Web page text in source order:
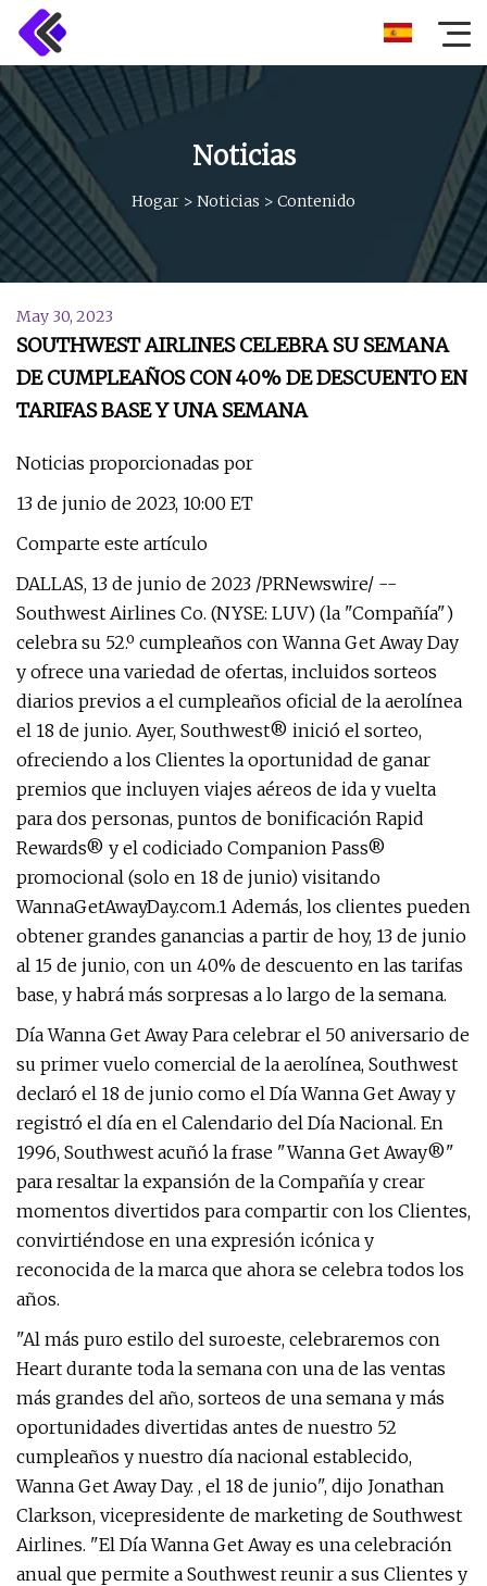
Noticias
Hogar > Noticias > Contenido
May 30, 2023
SOUTHWEST AIRLINES CELEBRA SU SEMANA
DE CUMPLEAÑOS CON 40% DE DESCUENTO EN
TARIFAS BASE Y UNA SEMANA
Noticias proporcionadas por
13 de junio de 2023, 10:00 ET
Comparte este artículo
DALLAS, 13 de junio de 2023 /PRNewswire/ --
Southwest Airlines Co. (NYSE: LUV) (la "Compañía")
celebra su 52.º cumpleaños con Wanna Get Away Day
y ofrece una variedad de ofertas, incluidos sorteos
diarios previos a el cumpleaños oficial de la aerolínea
el 18 de junio. Ayer, Southwest® inició el sorteo,
ofreciendo a los Clientes la oportunidad de ganar
premios que incluyen viajes aéreos de ida y vuelta
para dos personas, puntos de bonificación Rapid
Rewards® y el codiciado Companion Pass®
promocional (solo en 18 de junio) visitando
WannaGetAwayDay.com.1 Además, los clientes pueden
obtener grandes ganancias a partir de hoy, 13 de junio
al 15 de junio, con un 40% de descuento en las tarifas
base, y habrá más sorpresas a lo largo de la semana.
Día Wanna Get Away Para celebrar el 50 aniversario de
su primer vuelo comercial de la aerolínea, Southwest
declaró el 18 de junio como el Día Wanna Get Away y
registró el día en el Calendario del Día Nacional. En
1996, Southwest acuñó la frase "Wanna Get Away®"
para resaltar la expansión de la Compañía y crear
momentos divertidos para compartir con los Clientes,
convirtiéndose en una expresión icónica y
reconocida de la marca que ahora se celebra todos los
años.
"Al más puro estilo del suroeste, celebraremos con
Heart durante toda la semana con una de las ventas
más grandes del año, sorteos de una semana y más
oportunidades divertidas antes de nuestro 52
cumpleaños y nuestro día nacional establecido,
Wanna Get Away Day. , el 18 de junio", dijo Jonathan
Clarkson, vicepresidente de marketing de Southwest
Airlines. "El Día Wanna Get Away es una celebración
anual que permite a Southwest reunir a sus Clientes y